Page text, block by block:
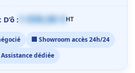
: 1 059,00 €HT
🏢 Showroom accès 24h/24
Assistance dédiée